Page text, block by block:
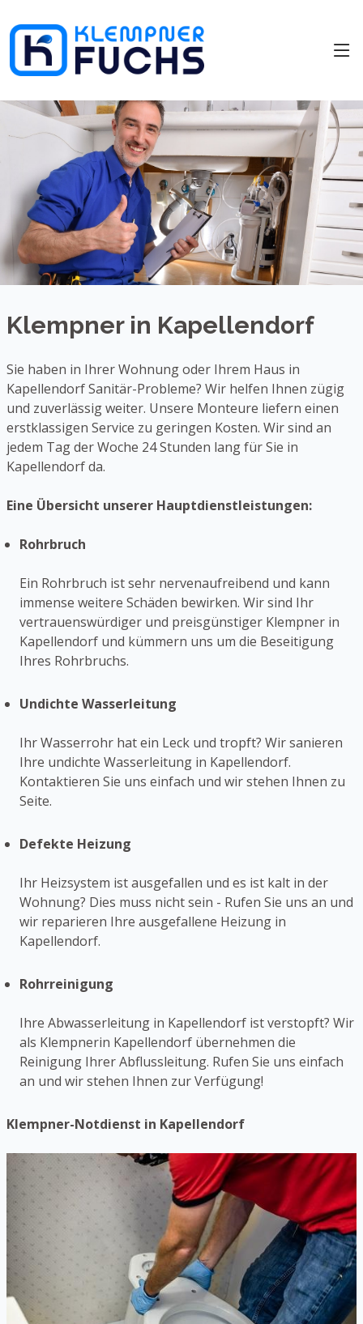
Klempner in Kapellendorf
Sie haben in Ihrer Wohnung oder Ihrem Haus in
Kapellendorf Sanitär-Probleme? Wir helfen Ihnen zügig
und zuverlässig weiter. Unsere Monteure liefern einen
erstklassigen Service zu geringen Kosten. Wir sind an
jedem Tag der Woche 24 Stunden lang für Sie in
Kapellendorf da.
Eine Übersicht unserer Hauptdienstleistungen:
Rohrbruch
Ein Rohrbruch ist sehr nervenaufreibend und kann
immense weitere Schäden bewirken. Wir sind Ihr
vertrauenswürdiger und preisgünstiger Klempner in
Kapellendorf und kümmern uns um die Beseitigung
Ihres Rohrbruchs.
Undichte Wasserleitung
Ihr Wasserrohr hat ein Leck und tropft? Wir sanieren
Ihre undichte Wasserleitung in Kapellendorf.
Kontaktieren Sie uns einfach und wir stehen Ihnen zu
Seite.
Defekte Heizung
Ihr Heizsystem ist ausgefallen und es ist kalt in der
Wohnung? Dies muss nicht sein - Rufen Sie uns an und
wir reparieren Ihre ausgefallene Heizung in
Kapellendorf.
Rohrreinigung
Ihre Abwasserleitung in Kapellendorf ist verstopft? Wir
als Klempnerin Kapellendorf übernehmen die
Reinigung Ihrer Abflussleitung. Rufen Sie uns einfach
an und wir stehen Ihnen zur Verfügung!
Klempner-Notdienst in Kapellendorf